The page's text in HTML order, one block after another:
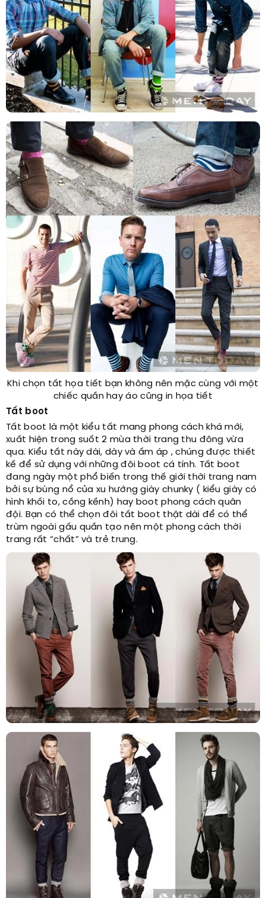
Khi chọn tất họa tiết bạn không nên mặc cùng với một
chiếc quần hay áo cũng in họa tiết
Tất boot
Tất boot là một kiểu tất mang phong cách khá mới,
xuất hiện trong suốt 2 mùa thời trang thu đông vừa
qua. Kiểu tất này dài, dày và ấm áp , chúng được thiết
kế để sử dụng với những đôi boot cá tính. Tất boot
đang ngày một phổ biến trong thế giới thời trang nam
bởi sự bùng nổ của xu hướng giày chunky ( kiểu giày có
hình khối to, cồng kềnh) hay boot phong cách quân
đội. Bạn có thể chọn đôi tất boot thật dài để có thể
trùm ngoài gấu quần tạo nên một phong cách thời
trang rất “chất” và trẻ trung.